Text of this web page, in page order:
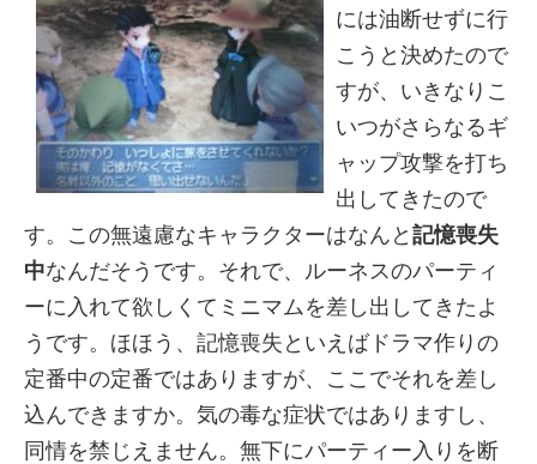
には油断せずに行
こうと決めたので
すが、いきなりこ
いつがさらなるギ
ャップ攻撃を打ち
出してきたので
す。この無遠慮なキャラクターはなんと 記憶喪失
中なんだそうです。それで、ルーネスのパーティ
ーに入れて欲しくてミニマムを差し出してきたよ
うです。ほほう、記憶喪失といえばドラマ作りの
定番中の定番ではありますが、ここでそれを差し
込んできますか。気の毒な症状ではありますし、
同情を禁じえません。無下にパーティー入りを断